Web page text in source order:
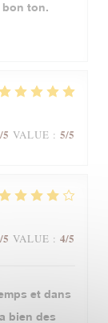
bon ton.
/5 VALUE : 5/5
/5 VALUE : 4/5
et dans
bien des